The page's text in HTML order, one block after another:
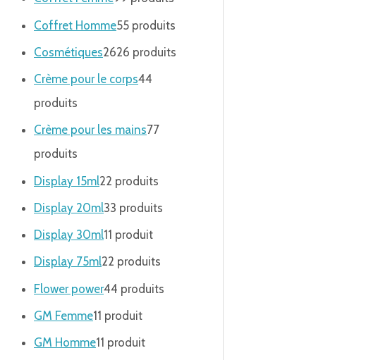
Coffret Homme55 produits
Cosmétiques2626 produits
Crème pour le corps44
produits
Crème pour les mains77
produits
Display 15ml22 produits
Display 20ml33 produits
Display 30ml1 1 produit
Display 75ml22 produits
Flower power44 produits
GM Femme11 produit
GM Homme1 1 produit